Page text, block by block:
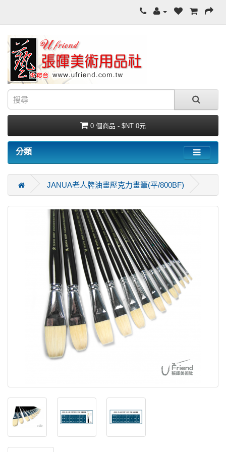
0 個商品 - $NT 0元
分類
JANUA老人牌油畫壓克力畫筆(平/800BF)